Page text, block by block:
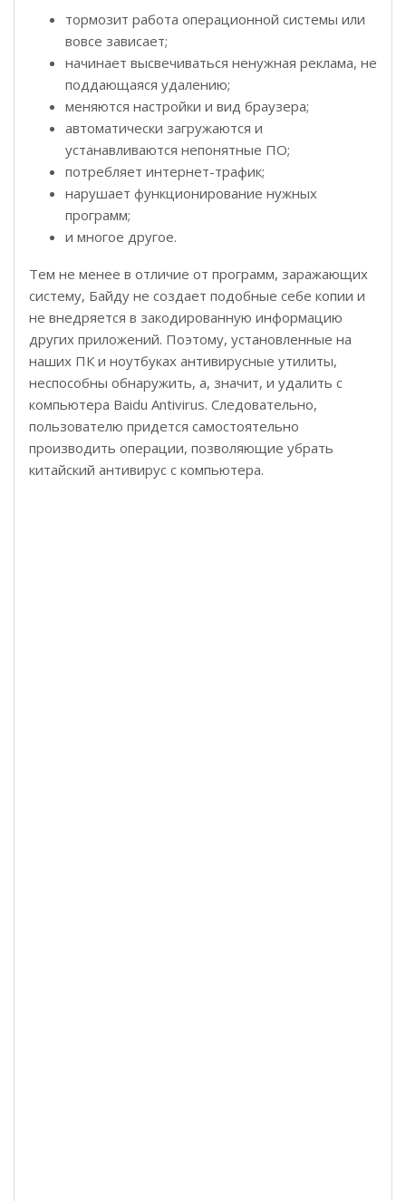
тормозит работа операционной системы или
вовсе зависает;
начинает высвечиваться ненужная реклама, не
поддающаяся удалению;
меняются настройки и вид браузера;
автоматически загружаются и
устанавливаются непонятные ПО;
потребляет интернет-трафик;
нарушает функционирование нужных
программ;
и многое другое.
Тем не менее в отличие от программ, заражающих
систему, Байду не создает подобные себе копии и
не внедряется в закодированную информацию
других приложений. Поэтому, установленные на
наших ПК и ноутбуках антивирусные утилиты,
неспособны обнаружить, а, значит, и удалить с
компьютера Baidu Antivirus. Следовательно,
пользователю придется самостоятельно
производить операции, позволяющие убрать
китайский антивирус с компьютера.